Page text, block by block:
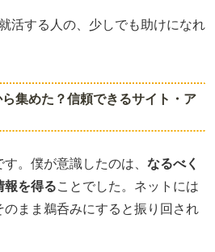
活する人の、少しでも助けになれ
集めた？信頼できるサイト・ア
。僕が意識したのは、 なるべく
報を得ることでした。ネットには
まま鵜呑みにすると振り回され